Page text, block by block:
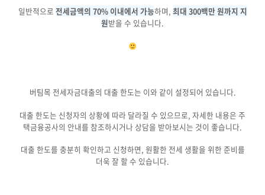
일반적으로 전세금액의 70% 이내에서 가능하며, 최대 300백만 원까지 지
원받을 수 있습니다.
버팀목 전세자금대출의 대출 한도는 이와 같이 설정되어 있습니다.
대출 한도는 신청자의 상황에 따라 달라질 수 있으므로, 자세한 내용은 주
택금융공사의 안내를 참조하시거나 상담을 받아보시는 것이 좋습니다.
대출 한도를 충분히 확인하고 신청하면, 원활한 전세 생활을 위한 준비를
더욱 잘 할 수 있습니다.